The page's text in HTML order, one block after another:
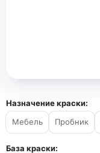
Назначение краски:
Мебель
Пробник
База краски: